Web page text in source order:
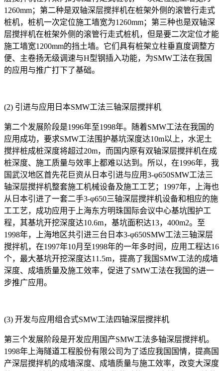
1260mm；第二种是双轴深层搅拌机在桩架外侧的滚管行走式
桩机，桩机一次定位施工墙宽为1260mm；第三种也是双轴深
层搅拌机在桩架外侧的滚管行走式桩机，但是要二次定位才能
施工墙宽1200mm的挡土墙。它们具有桩架立柱垂直度调整方
便、主卷扬无级调速与H型钢插入功能，为SMW工法在我国
的应用与推广打下了基础。
(2) 引进与应用日本SMW工法三轴深层搅拌机
第二个发展阶段是1996年至1998年。随着SMW工法在我国的
应用成功，要求SMW工法围护基坑深度达10m以上，水泥土
搅拌桩成桩深度将超过20m，而国内原有双轴深层搅拌机在成
桩深度、施工质量与效率上都难以达到。所以，在1996年，我
国武汉地区首先花巨资从日本引进与应用3-φ650SMW工法三
轴深层搅拌机整套施工机械设备及施工工艺；1997年，上海也
从日本引进了一套二手3-φ650三轴深层搅拌机设备和相应的施
工工艺，成功应用于上海东方明珠国际会议中心基坑围护工
程，其基坑开挖深度达10.6m，基坑面积达13，400m2。至
1998年，上海地区共引进三台日本3-φ650SMW工法三轴深层
搅拌机，在1997年10月至1998年的一年多时间，应用工程达16
个，最大基坑开挖深度达11.5m，提高了我国SMW工法的成墙
深度、成墙质量及施工效率，促进了SMW工法在我国的进一
步推广应用。
(3) 开发与应用组合式SMW工法四轴深层搅拌机
第三个发展阶段是开发应用国产SMW工法多轴深层搅拌机。
1998年上海隧道工程股份有限公司为了适应我国国情，提高国
产深层搅拌机的成墙深度、成墙质量与施工效率，改变大深度